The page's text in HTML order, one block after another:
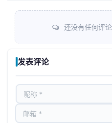
还没有任何评
发表评论